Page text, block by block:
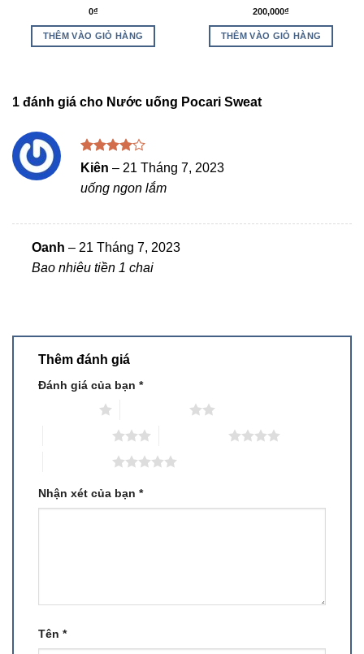
Được xếp
5 sao
0₫
THÊM VÀO GIỎ HÀNG
Được xếp
hạng
5 sao
200,000₫
THÊM VÀO GIỎ HÀNG
1 đánh giá cho Nước uống Pocari Sweat
Được
45 sao
Kiên – 21 Tháng 7, 2023
uống ngon lắm
Oanh – 21 Tháng 7, 2023
Bao nhiêu tiền 1 chai
Thêm đánh giá
Đánh giá của bạn *
Nhận xét của bạn *
Tên *